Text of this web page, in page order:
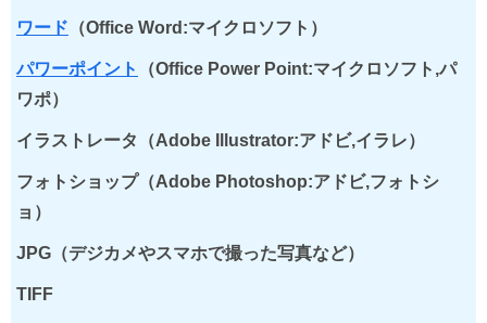
ワード （Office Word:マイクロソフト）
パワーポイント
（Office Power Point:マイクロソフト,パ
ワポ）
イラストレータ（Adobe Illustrator:アドビ,イラレ）
フォトショップ（Adobe Photoshop:アドビ,フォトシ
ョ）
JPG（デジカメやスマホで撮った写真など）
TIFF